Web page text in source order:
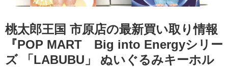
桃太郎王国 市原店の最新買い取り情報
『POP MART Big into Energyシリー
ズ 「LABUBU」 ぬいぐるみキーホル